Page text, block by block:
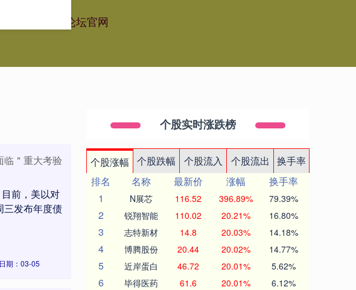
在线配资论坛官网
临＂重大考验
前，美以对
三发布年度债
日期：03-05
个股实时涨跌榜
个股涨幅 个股跌幅 个股流入 个股流出
换手率
排名
名称 最新价 涨幅
换手率
1
N展芯 116.52 396.89% 79.39%
2 锐翔智能 110.02 20.21% 16.80%
3 志特新材 14.8 20.03% 14.18%
4 博腾股份 20.44 20.02% 14.77%
5 近岸蛋白 46.72 20.01% 5.62%
6 毕得医药 61.6 20.01% 6.12%